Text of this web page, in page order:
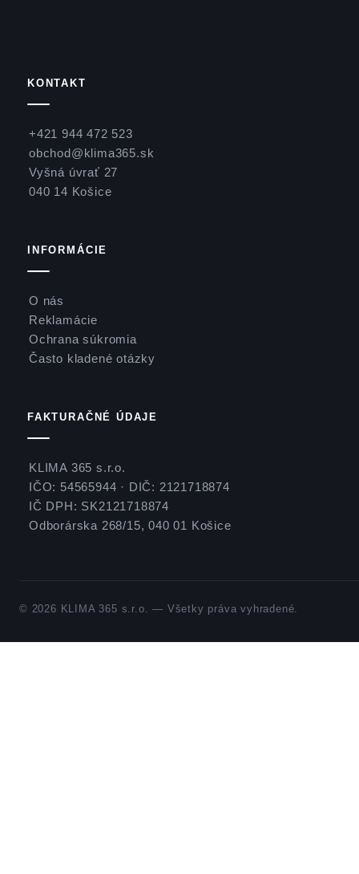
KONTAKT
+421 944 472 523
obchod@klima365.sk
Vyšná úvrať 27
040 14 Košice
INFORMÁCIE
O nás
Reklamácie
Ochrana súkromia
Často kladené otázky
FAKTURAČNÉ ÚDAJE
KLIMA 365 s.r.o.
IČO: 54565944 · DIČ: 2121718874
IČ DPH: SK2121718874
Odborárska 268/15, 040 01 Košice
© 2026 KLIMA 365 s.r.o. — Všetky práva vyhradené.